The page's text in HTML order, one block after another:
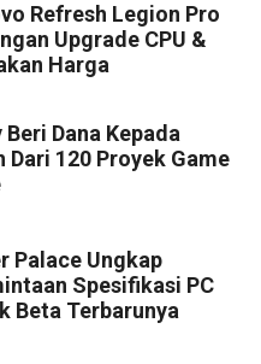
Refresh Legion Pro
Upgrade CPU &
Harga
Beri Dana Kepada
Dari 120 Proyek Game
Palace Ungkap
Spesifikasi PC
Beta Terbarunya